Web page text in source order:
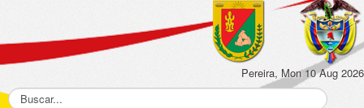
Pereira, Mon 10 Aug 2026